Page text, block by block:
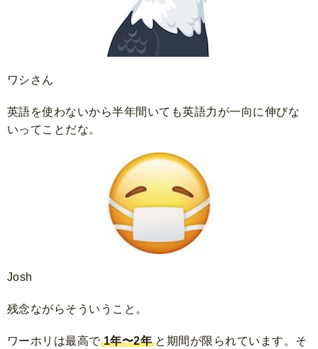
ワシさん
英語を使わないから半年間いても英語力が一向に伸びな
いってことだな。
Josh
残念ながらそういうこと。
ワーホリは最高で 1年〜2年 と期間が限られています。そ